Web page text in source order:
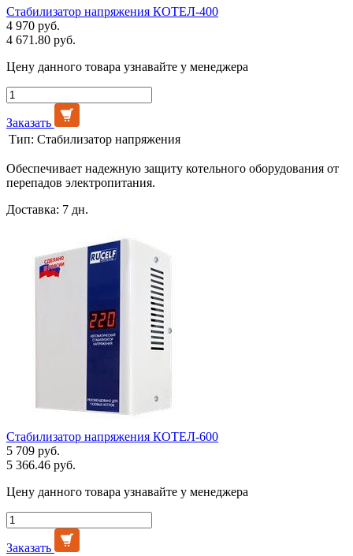
Стабилизатор напряжения КОТЕЛ-400
4 970 руб.
4 671.80 руб.
Цену данного товара узнавайте у менеджера
Заказать
Тип: Стабилизатор напряжения
Обеспечивает надежную защиту котельного оборудования от
перепадов электропитания.
Доставка: 7 дн.
Стабилизатор напряжения КОТЕЛ-600
5 709 руб.
5 366.46 руб.
Цену данного товара узнавайте у менеджера
Заказать